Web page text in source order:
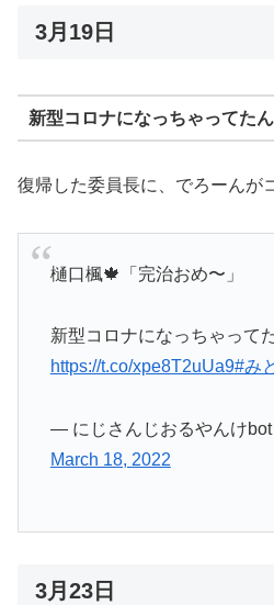
3月19日
新型コロナになっちゃってた
復帰した委員長に、でろーんが
樋口楓🍁「完治おめ〜」
新型コロナになっちゃって
https://t.co/xpe8T2uUa9#み
— にじさんじおるやんけ
March 18, 2022
3月23日